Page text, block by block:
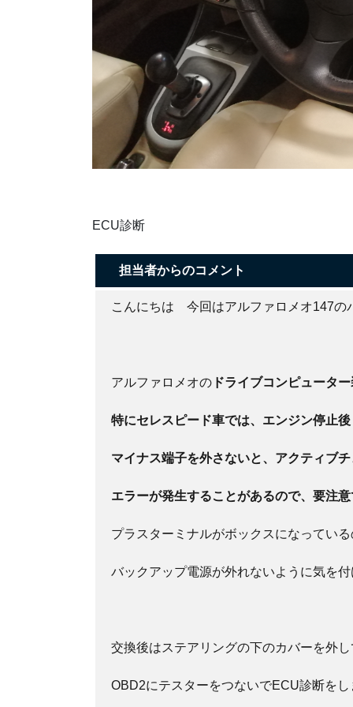
ECU診断
担当者からのコメント
こんにちは 今回はアルファロメオ147の
アルファロメオの ドライブコンピュータ
特にセレスピー ド車では、エンジン停止
マイナス端子を外さないと、アクティブ
エラーが発生することがあるので、要注
プラスターミナルがボックスになってい
バックアップ電源が外れないように気を
交換後はステアリングの下のカバーを外し
OBD2にテスターをつないでECU診断をし